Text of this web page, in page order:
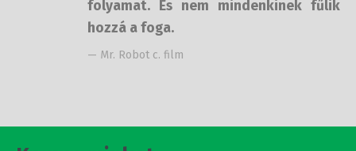
— Mr. Robot c. film